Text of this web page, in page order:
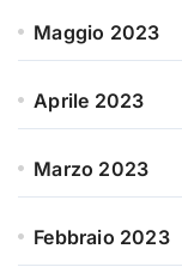
Maggio 2023
Aprile 2023
Marzo 2023
Febbraio 2023